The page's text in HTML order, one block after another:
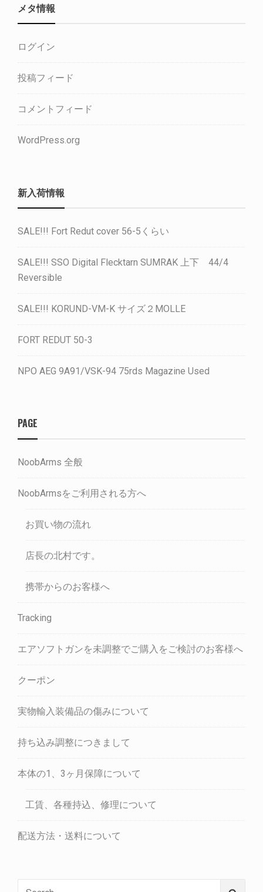
メタ情報
ログイン
投稿フィード
コメントフィード
WordPress.org
新入荷情報
SALE!!! Fort Redut cover 56-5くらい
SALE!!! SSO Digital Flecktarn SUMRAK 上下 44/4
Reversible
SALE!!! KORUND-VM-K サイズ２MOLLE
FORT REDUT 50-3
NPO AEG 9A91/VSK-94 75rds Magazine Used
PAGE
NoobArms 全般
NoobArmsをご利用される方へ
お買い物の流れ
店長の北村です。
携帯からのお客様へ
Tracking
エアソフトガンを未調整でご購入をご検討のお客様へ
クーポン
実物輸入装備品の傷みについて
持ち込み調整につきまして
本体の1、3ヶ月保障について
工賃、各種持込、修理について
配送方法・送料について